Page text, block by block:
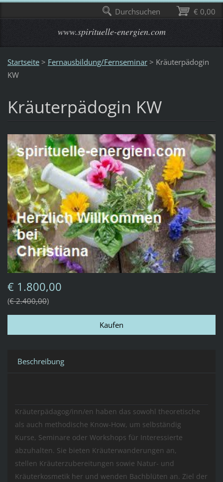
www.spirituelle-energien.com
Startseite > Fernausbildung/Fernseminar > Kräuterpädogin
KW
Kräuterpädogin KW
€ 1.800,00
€ 2.400,00
Beschreibung
Kräuterpädagog/inn/en haben das sowohl theoretische
als auch methodische Know-How, um selbständig
Kurse, Seminare oder Workshops für Interessierte
abzuhalten. Sie bieten Kräuterwanderungen an,
stellen Kräuterzubereitungen sowie Natur- und
Kräuterkosmetik her und wenden Bachblüten an. Ziel der
€ 0,00
Durchsuchen